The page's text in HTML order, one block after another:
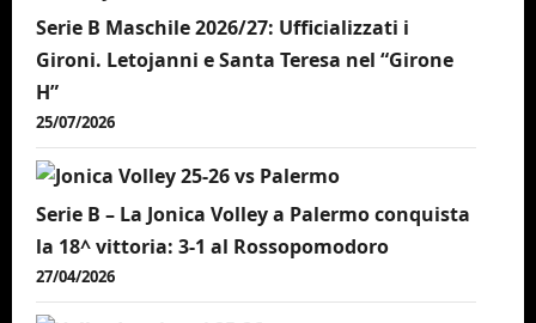
Serie B Maschile 2026/27: Ufficializzati i
Gironi. Letojanni e Santa Teresa nel “Girone
H”
25/07/2026
Serie B – La Jonica Volley a Palermo conquista
la 18^ vittoria: 3-1 al Rossopomodoro
27/04/2026